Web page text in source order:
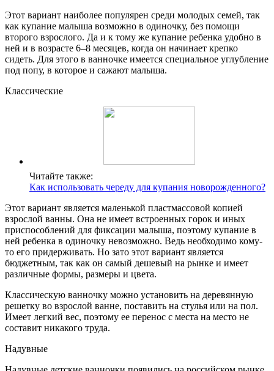
Этот вариант наиболее популярен среди молодых семей, так
как купание малыша возможно в одиночку, без помощи
второго взрослого. Да и к тому же купание ребенка удобно в
ней и в возрасте 6–8 месяцев, когда он начинает крепко
сидеть. Для этого в ванночке имеется специальное углубление
под попу, в которое и сажают малыша.
Классические
Читайте также:
Как использовать череду для купания новорожденного?
Этот вариант является маленькой пластмассовой копией
взрослой ванны. Она не имеет встроенных горок и иных
приспособлений для фиксации малыша, поэтому купание в
ней ребенка в одиночку невозможно. Ведь необходимо кому-
то его придерживать. Но зато этот вариант является
бюджетным, так как он самый дешевый на рынке и имеет
различные формы, размеры и цвета.
Классическую ванночку можно установить на деревянную
решетку во взрослой ванне, поставить на стулья или на пол.
Имеет легкий вес, поэтому ее перенос с места на место не
составит никакого труда.
Надувные